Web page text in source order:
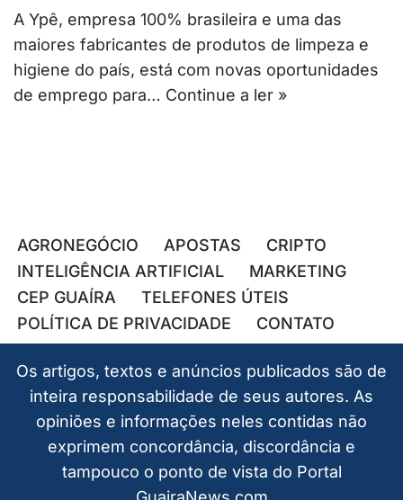
A Ypê, empresa 100% brasileira e uma das
maiores fabricantes de produtos de limpeza e
higiene do país, está com novas oportunidades
de emprego para… Continue a ler »
AGRONEGÓCIO APOSTAS
CRIPTO
INTELIGÊNCIA ARTIFICIAL
MARKETING
CEP GUAÍRA
TELEFONES ÚTEIS
POLÍTICA DE PRIVACIDADE
CONTATO
Os artigos, textos e anúncios publicados são de
inteira responsabilidade de seus autores. As
opiniões e informações neles contidas não
exprimem concordância, discordância e
tampouco o ponto de vista do Portal